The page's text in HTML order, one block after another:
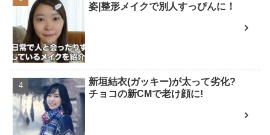
姿|整形メイクで別人すっぴんに！
新垣結衣(ガッキー)が太って劣化?
チョコの新CMで老け顔に!